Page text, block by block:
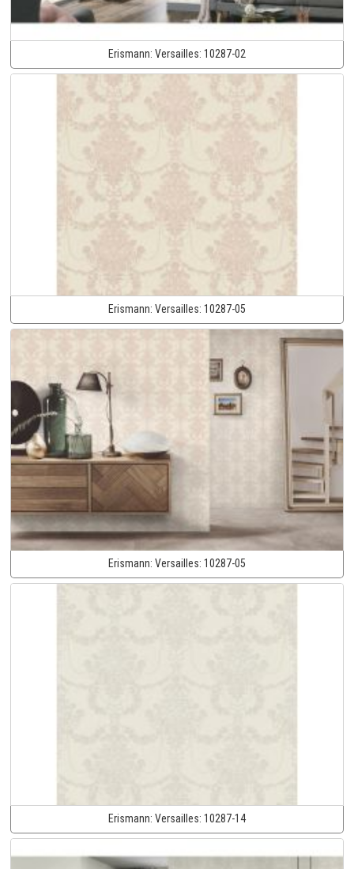
Erismann: Versailles: 10287-02
Erismann: Versailles: 10287-05
Erismann: Versailles: 10287-05
Erismann: Versailles: 10287-14